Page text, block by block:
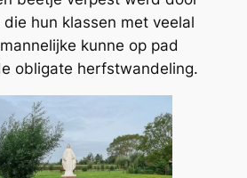
hun klassen met veelal
kunne op pad
obligate herfstwandeling.